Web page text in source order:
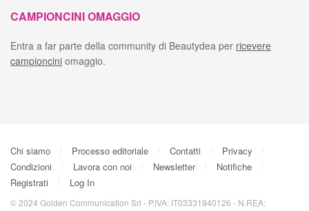
CAMPIONCINI OMAGGIO
Entra a far parte della community di Beautydea per ricevere
campioncini omaggio.
Chi siamo Processo editoriale Contatti
Privacy
Condizioni
Lavora con noi Newsletter
Notifiche
Registrati
Log In
© 2024 Golden Communication Srl - P.IVA: IT03331940126 - N.REA: